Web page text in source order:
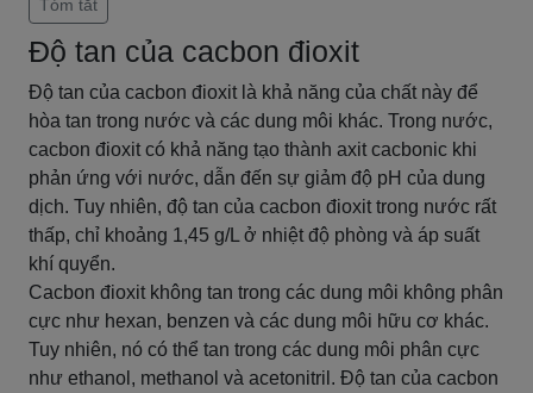
Tóm tắt
Độ tan của cacbon đioxit
Độ tan của cacbon đioxit là khả năng của chất này để
hòa tan trong nước và các dung môi khác. Trong nước,
cacbon đioxit có khả năng tạo thành axit cacbonic khi
phản ứng với nước, dẫn đến sự giảm độ pH của dung
dịch. Tuy nhiên, độ tan của cacbon đioxit trong nước rất
thấp, chỉ khoảng 1,45 g/L ở nhiệt độ phòng và áp suất
khí quyển.
Cacbon đioxit không tan trong các dung môi không phân
cực như hexan, benzen và các dung môi hữu cơ khác.
Tuy nhiên, nó có thể tan trong các dung môi phân cực
như ethanol, methanol và acetonitril. Độ tan của cacbon